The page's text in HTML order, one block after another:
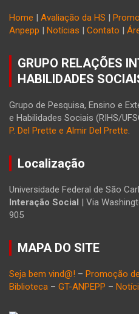
Home Avaliação da HS
Anpepp
Notícias Contato
GRUPO RELAÇÕES
HABILIDADES
Grupo de Pesquisa, Ensino e
e Habilidades Sociais (RIHS/
P. Del Prette e Almir Del Prette.
Localização
Universidade Federal de São
Interação Social
| Via
905
MAPA DO SITE
Seja bem vind@! – Promoção
Biblioteca – GT-ANPEPP –